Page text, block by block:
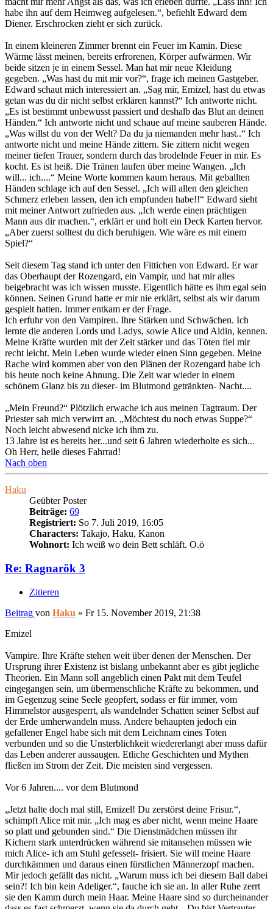
habe ihn auf dem Heimweg aufgelesen.“, befiehlt Edward dem
Diener. Erschrocken zieht er sich zurück.
In einem kleineren Zimmer brennt ein Feuer im Kamin. Diese
Wärme lässt meinen, bereits erfrorenen, Körper aufwärmen. Wir
beide sitzen je in einem Sessel. Man hat mir neue Kleidung
gegeben. „Was hast du mit mir vor?“, frage ich meinen Gastgeber.
Edward schaut mich interessiert an. „Sag mir, Emizel, hast du etwas
getan was du dir nicht selbst erklären kannst?“ Ich antworte nicht.
„Es ist bestimmt unbewusst passiert und deshalb das Blut an deinen
Händen.“ Ich antworte nicht und schaue auf meine sauberen Hände.
„Was willst du von der Welt? Da du ja niemanden mehr hast..“ Ich
antworte nicht und meine Hände zittern. Sie zittern nicht wegen
meiner tiefen Trauer, sondern durch das brodelnde Feuer in mir. Es
kocht. Es ist heiß. Die Tränen laufen über meine Wangen. „Ich
will... ich....“ Meine Worte kommen kaum heraus. Mit geballten
Händen schlage ich auf den Sessel. „Ich will allen den gleichen
Schmerz erleben lassen, den ich empfunden habe!!“ Edward sieht
mit meiner Antwort zufrieden aus. „Ich werde einen prächtigen
Mann aus dir machen.“, erklärt er und holt ein Deck Karten hervor.
„Aber zuerst solltest du dich beruhigen. Wie wäre es mit einem
Spiel?“
Seit diesem Tag stand ich unter den Fittichen von Edward. Er war
das Oberhaupt der Rozengard, ein Vampir, und hat mir alles
beigebracht was ich wissen musste. Eigentlich hätte es ihm egal sein
können. Seinen Grund hatte er mir nie erklärt, selbst als wir darum
gespielt hatten. Immer entkam er der Frage.
Ich erfuhr von den Vampiren. Ihre Stärken und Schwächen. Ich
lernte die anderen Lords und Ladys, sowie Alice und Aldin, kennen.
Meine Kräfte wurden mit der Zeit stärker und das Töten fiel mir
recht leicht. Mein Leben wurde wieder einen Sinn gegeben. Meine
Rache wird kommen aber von den Plänen der Rozengard habe ich
bis heute noch keine Ahnung. Die Zeit war wieder in einem
schönem Glanz bis zu dieser- im Blutmond getränkten- Nacht....
„Mein Freund?“ Plötzlich erwache ich aus meinen Tagtraum. Der
Priester sah mich verwirrt an. „Möchtest du noch etwas Suppe?“
Noch leicht abwesend nicke ich ihm zu.
13 Jahre ist es bereits her...und seit 6 Jahren wiederholte es sich...
Oh Herr, heile dieses Fahrrad!
Nach oben
Haku
Geübter Poster
Beiträge: 69
Registriert: So 7. Juli 2019, 16:05
Characters: Takajo, Haku, Kanon
Wohnort: Ich weiß wo dein Bett schläft. O.ö
Re: Ragnarök 3
Zitieren
Beitrag von Haku » Fr 15. November 2019, 21:38
Emizel
Vampire. Ihre Kräfte stehen weit über denen der Menschen. Der
Ursprung ihrer Existenz ist bislang unbekannt aber es gibt jegliche
Theorien. Ein Mann soll angeblich einen Pakt mit dem Teufel
eingegangen sein, um übermenschliche Kräfte zu bekommen, und
im Gegenzug seine Seele geopfert, sodass er für immer, vom
Himmelstor ausgesperrt, als wandelnder Schatten seiner Selbst auf
der Erde umherwandeln muss. Andere behaupten jedoch ein
gefallener Engel habe sich mit dem Leichnam eines Toten
verbunden und so die Unsterblichkeit wiedererlangt aber muss dafür
das Leben anderer aussaugen. Etliche Geschichten und Mythen
fließen im Strom der Zeit. Die meisten sind vergessen.
Vor 6 Jahren.... vor dem Blutmond
„Jetzt halte doch mal still, Emizel! Du zerstörst deine Frisur.“,
schimpft Alice mit mir. „Ich mag es aber nicht, wenn meine Haare
so platt und gebunden sind.“ Die Dienstmädchen müssen ihr
Kichern stark unterdrücken während sie mitansehen müssen wie
mich Alice- ich am Stuhl gefesselt- frisiert. Sie will meine Haare
durchkämmen und daraus einen fürstlichen Männerzopf machen.
Mir jedoch gefällt das nicht. „Warum muss ich bei diesem Ball dabei
sein?! Ich bin kein Adeliger.“, fauche ich sie an. In aller Ruhe zerrt
sie den Kamm durch mein Haar. Meine Haare sind so durcheinander